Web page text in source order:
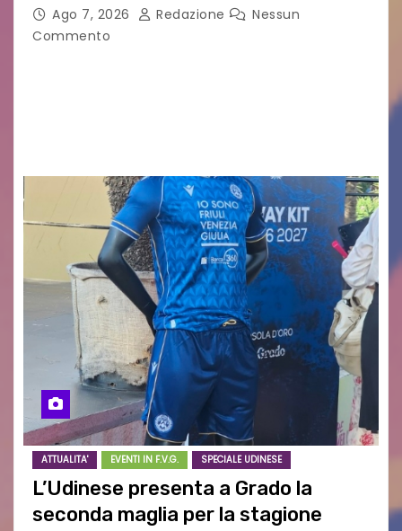
Ago 7, 2026 Redazione
Nessun
Commento
ATTUALITA' EVENTI IN F.V.G. SPECIALE UDINESE
L’Udinese presenta a Grado la
seconda maglia per la stagione